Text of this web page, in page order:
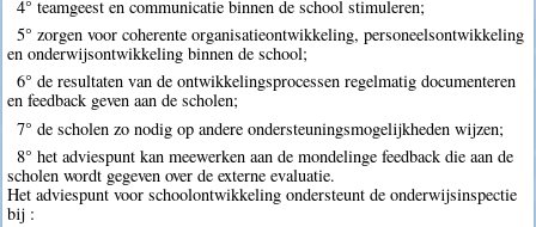
4° teamgeest en communicatie binnen de school stimuleren;
5° zorgen voor coherente organisatieontwikkeling, personeelsontwikkeling
en onderwijsontwikkeling binnen de school;
6° de resultaten van de ontwikkelingsprocessen regelmatig documenteren
en feedback geven aan de scholen;
7° de scholen zo nodig op andere ondersteuningsmogelijkheden wijzen;
8° het adviespunt kan meewerken aan de mondelinge feedback die aan de
scholen wordt gegeven over de externe evaluatie.
Het adviespunt voor schoolontwikkeling ondersteunt de onderwijsinspectie
bij :